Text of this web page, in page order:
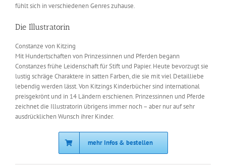
fühlt sich in verschiedenen Genres zuhause.
Die Illustratorin
Constanze von Kitzing
Mit Hundertschaften von Prinzessinnen und Pferden begann
Constanzes frühe Leidenschaft für Stift und Papier. Heute bevorzugt sie
lustig schräge Charaktere in satten Farben, die sie mit viel Detailliebe
lebendig werden lässt. Von Kitzings Kinderbücher sind international
preisgekrönt und in 14 Ländern erschienen. Prinzessinnen und Pferde
zeichnet die Illustratorin übrigens immer noch – aber nur auf sehr
ausdrücklichen Wunsch ihrer Kinder.
mehr Infos & bestellen